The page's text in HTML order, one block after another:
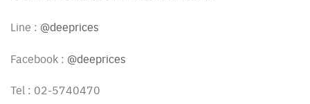
Line : @deeprices
Facebook : @deeprices
Tel : 02-5740470